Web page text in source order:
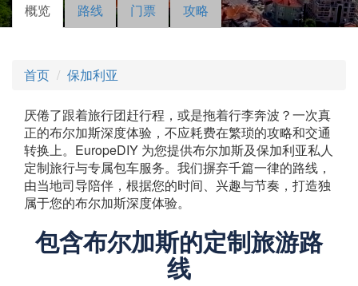
主标签
概览 （活
动标
路线 门票 攻略
首页 保加利亚
厌倦了跟着旅行团赶行程，或是拖着行李奔波？一次真
正的布尔加斯深度体验，不应耗费在繁琐的攻略和交通
转换上。EuropeDIY 为您提供布尔加斯及保加利亚私人
定制旅行与专属包车服务。我们摒弃千篇一律的路线，
由当地司导陪伴，根据您的时间、兴趣与节奏，打造独
属于您的布尔加斯深度体验。
包含布尔加斯的定制旅游路
线